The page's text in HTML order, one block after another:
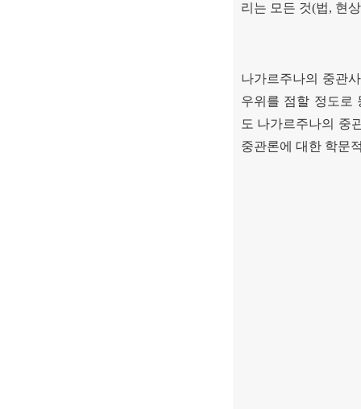
리는 모든 것(법, 현상
나가르주나의 중관
우위를 점할 정도로
도 나가르주나의 중
중관론에 대한 학문